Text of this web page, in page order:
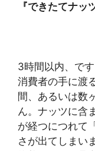
『できたてナッ
3時間以内、で
消費者の手に渡
間、あるいは数
ん。ナッツに含
が経つにつれて
さが出てしまい